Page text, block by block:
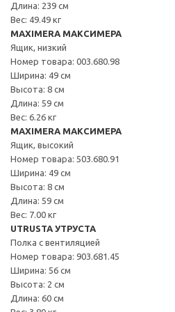
Длина: 239 см
Вес: 49.49 кг
MAXIMERA МАКСИМЕРА
Ящик, низкий
Номер товара: 003.680.98
Ширина: 49 см
Высота: 8 см
Длина: 59 см
Вес: 6.26 кг
MAXIMERA МАКСИМЕРА
Ящик, высокий
Номер товара: 503.680.91
Ширина: 49 см
Высота: 8 см
Длина: 59 см
Вес: 7.00 кг
UTRUSTA УТРУСТА
Полка с вентиляцией
Номер товара: 903.681.45
Ширина: 56 см
Высота: 2 см
Длина: 60 см